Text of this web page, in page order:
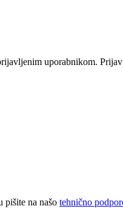
uporabnikom.
pišite na našo tehnično